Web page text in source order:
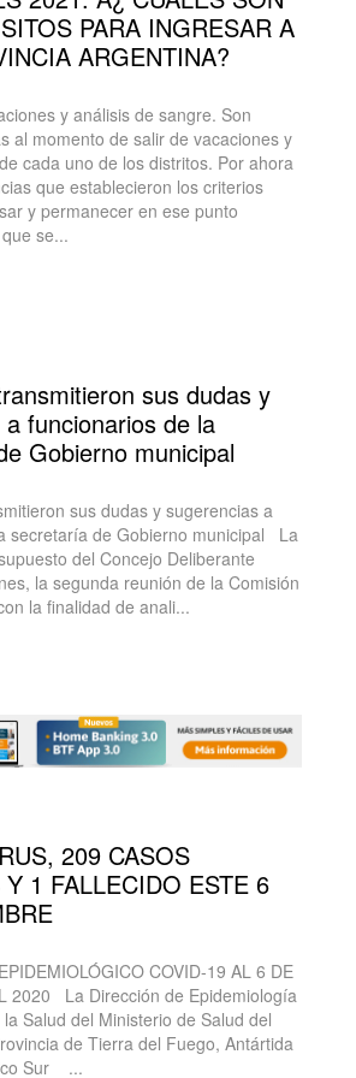
PARA INGRESAR A
ARGENTINA?
y análisis de sangre. Son
al momento de salir de vacaciones y
cada uno de los distritos. Por ahora
que establecieron los criterios
y permanecer en ese punto
se...
sus dudas y
funcionarios de la
Gobierno municipal
sus dudas y sugerencias a
secretaría de Gobierno municipal La
del Concejo Deliberante
la segunda reunión de la Comisión
la finalidad de anali...
209 CASOS
1 FALLECIDO ESTE 6
COVID-19 AL 6 DE
2020 La Dirección de Epidemiología
Salud del Ministerio de Salud del
de Tierra del Fuego, Antártida
Sur ...